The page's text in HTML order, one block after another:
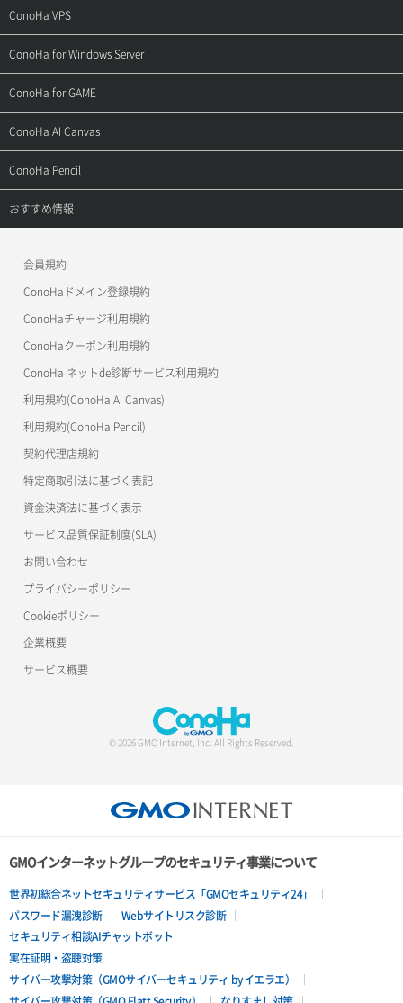
ご契約・お支払い
用語集
お問い合わせ
サポートトップ
ご利用ガイド
お乗り換えガイド
よくある質問
ConoHa VPS
サポートトップ
ご利用ガイド
APIドキュメントVPS2.0
APIドキュメントVPS3.0
ConoHa for Windows Server
サポートトップ
ご利用ガイド
APIドキュメントVPS2.0
APIドキュメントVPS3.0
ConoHa for GAME
サポートトップ
ご利用ガイド
ConoHa AI Canvas
サポートトップ
ご利用ガイド
ConoHa Pencil
サポートトップ
おすすめ情報
美雲このは徹底ガイド
会員規約
ConoHaドメイン登録規約
ConoHaチャージ利用規約
ConoHaクーポン利用規約
ConoHa ネットde診断サービス利用規約
利用規約(ConoHa AI Canvas)
利用規約(ConoHa Pencil)
契約代理店規約
特定商取引法に基づく表記
資金決済法に基づく表示
サービス品質保証制度(SLA)
お問い合わせ
プライバシーポリシー
Cookieポリシー
企業概要
サービス概要
© 2026 GMO Internet, Inc. All Rights Reserved.
GMOインターネットグループのセキュリティ事業について
世界初総合ネットセキュリティサービス「GMOセキュリティ24」
パスワード漏洩診断
Webサイトリスク診断
セキュリティ相談AIチャットボット
実在証明・盗聴対策
サイバー攻撃対策（GMOサイバーセキュリティ byイエラエ）